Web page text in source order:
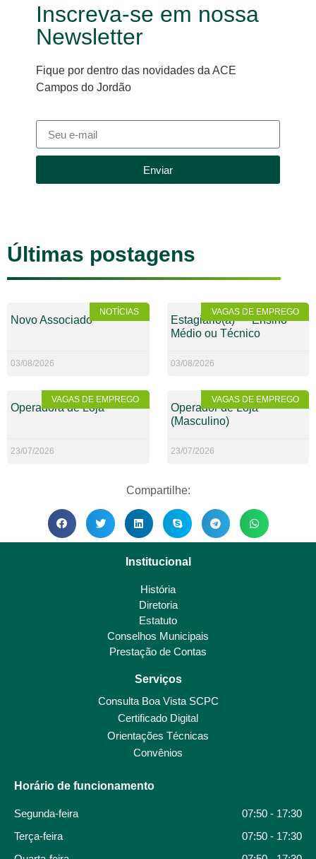
Inscreva-se em nossa
Newsletter
Fique por dentro das novidades da ACE
Campos do Jordão
Enviar
Últimas postagens
NOTÍCIAS
Novo Associado
03/08/2026
VAGAS DE EMPREGO
Estagiário(a) — Ensino
Médio ou Técnico
03/08/2026
VAGAS DE EMPREGO
Operadora de Loja
23/07/2026
VAGAS DE EMPREGO
Operador de Loja
(Masculino)
23/07/2026
Compartilhe:
Institucional
História
Diretoria
Estatuto
Conselhos Municipais
Prestação de Contas
Serviços
Consulta Boa Vista SCPC
Certificado Digital
Orientações Técnicas
Convênios
Horário de funcionamento
Segunda-feira
07:50 - 17:30
Terça-feira
07:50 - 17:30